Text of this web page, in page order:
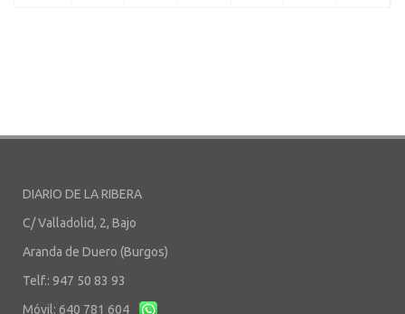
DIARIO DE LA RIBERA
C/ Valladolid, 2, Bajo
Aranda de Duero (Burgos)
Telf.: 947 50 83 93
Móvil: 640 781 604